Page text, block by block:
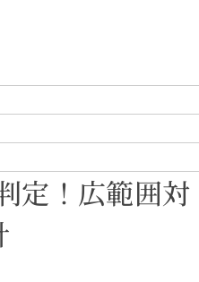
定！広範囲対